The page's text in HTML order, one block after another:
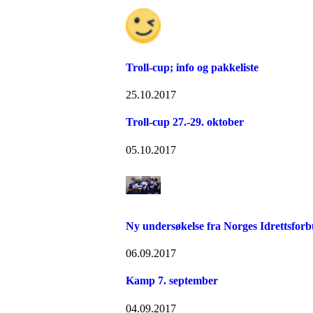
Troll-cup; info og pakkeliste
25.10.2017
Troll-cup 27.-29. oktober
05.10.2017
Ny undersøkelse fra Norges
06.09.2017
Kamp 7. september
04.09.2017